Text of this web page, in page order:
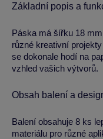
Základní popis a
Páska má šířku 18
různé kreativní
se dokonale hodí na
vzhled vašich výtvorů.
Obsah balení a
Balení obsahuje 8 ks
materiálu pro různé